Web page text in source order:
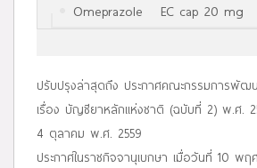
Omeprazole
EC cap 20 mg
ปรับปรุงล่าสุดถึง ประกาศคณะกรรมการพัฒ
เรื่อง บัญชียาหลักแห่งชาติ (ฉบับที่ 2) พ.ศ.
4 ตุลาคม พ.ศ. 2559
ประกาศในราชกิจจานุเบกษา เมื่อวันที่ 10 พ